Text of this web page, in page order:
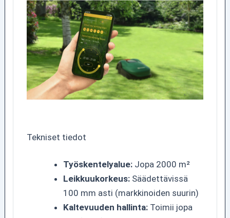
Tekniset tiedot
Työskentelyalue:Jopa 2000 m²
Leikkuukorkeus:Säädettävissä
100 mm asti (markkinoiden suurin)
Kaltevuuden hallinta:Toimii jopa